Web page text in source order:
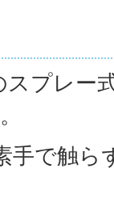
プレー
手で触ら